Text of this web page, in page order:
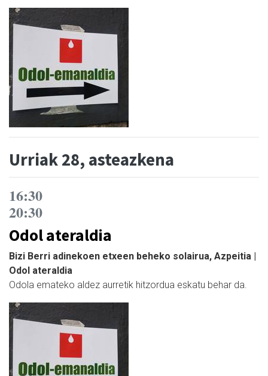
Urriak 28, asteazkena
16:30
20:30
Odol ateraldia
Bizi Berri adinekoen etxeen beheko solairua, Azpeitia |
Odol ateraldia
Odola emateko aldez aurretik hitzordua eskatu behar da.